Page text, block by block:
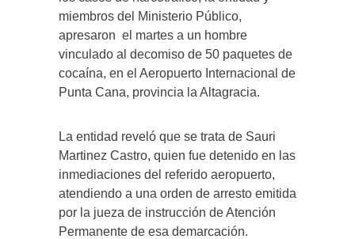
miembros del Ministerio Público,
apresaron el martes a un hombre
vinculado al decomiso de 50 paquetes de
cocaína, en el Aeropuerto Internacional de
Punta Cana, provincia la Altagracia.
La entidad reveló que se trata de Sauri
Martinez Castro, quien fue detenido en las
inmediaciones del referido aeropuerto,
atendiendo a una orden de arresto emitida
por la jueza de instrucción de Atención
Permanente de esa demarcación.